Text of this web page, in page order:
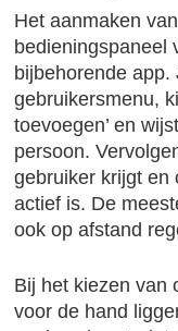
Het aanmaken
bedieningspaneel
bijbehorende
gebruikersmenu,
toevoegen’ en
persoon.
gebruiker krijgt en
actief is. De
ook op afstand
Bij het kiezen van
voor de hand